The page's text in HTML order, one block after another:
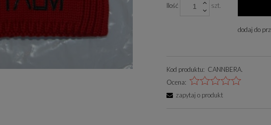
Jeżeli produkt jest
niż 30 dni, wyświetlana
się w sprzedaży.
Ilość szt.
dodaj do
Kod produktu: CANNBERA.
Ocena:
zapytaj o produkt